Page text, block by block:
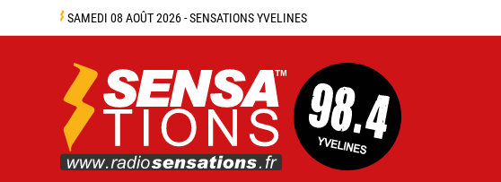
SAMEDI 08 AOÛT 2026 - SENSATIONS YVELINES